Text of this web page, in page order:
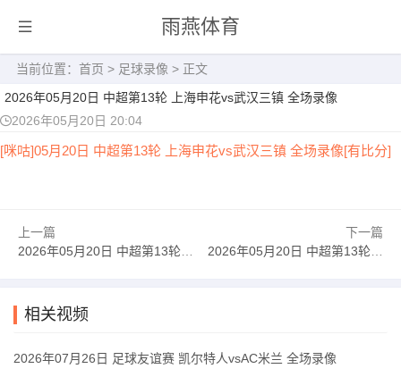
雨燕体育
当前位置： 首页 > 足球录像 > 正文
2026年05月20日 中超第13轮 上海申花vs武汉三镇 全场录像
2026年05月20日 20:04
[咪咕]05月20日 中超第13轮 上海申花vs武汉三镇 全场录像[有比分]
上一篇
2026年05月20日 中超第13轮 浙江vs山东泰山 全场录像
下一篇
2026年05月20日 中超第13轮 辽宁铁人vs青岛海牛 全场录像
相关视频
2026年07月26日 足球友谊赛 凯尔特人vsAC米兰 全场录像